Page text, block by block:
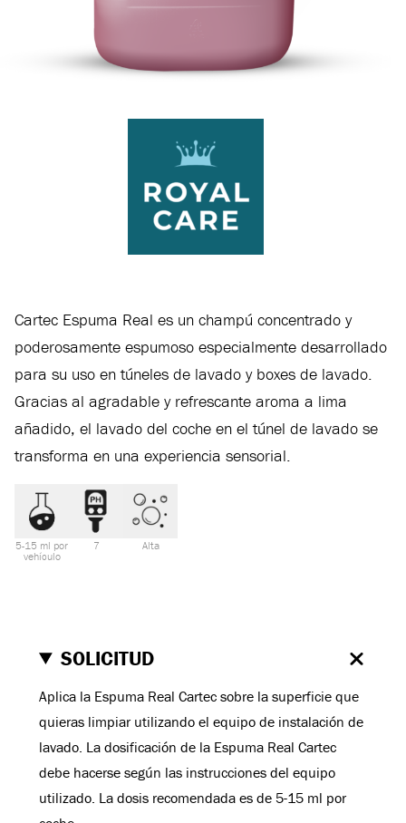
Cartec Espuma Real es un champú concentrado y
poderosamente espumoso especialmente desarrollado
para su uso en túneles de lavado y boxes de lavado.
Gracias al agradable y refrescante aroma a lima
añadido, el lavado del coche en el túnel de lavado se
transforma en una experiencia sensorial.
5-15 ml por
vehículo
7 Alta
SOLICITUD
Aplica la Espuma Real Cartec sobre la superficie que
quieras limpiar utilizando el equipo de instalación de
lavado. La dosificación de la Espuma Real Cartec
debe hacerse según las instrucciones del equipo
utilizado. La dosis recomendada es de 5-15 ml por